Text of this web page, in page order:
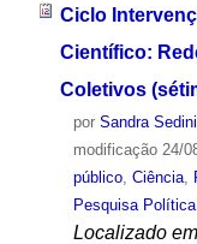
Ciclo
Científico:
Coletivos
por Sandra Sedini
modificação24/
público, Ciência,
Pesquisa
Localizado em